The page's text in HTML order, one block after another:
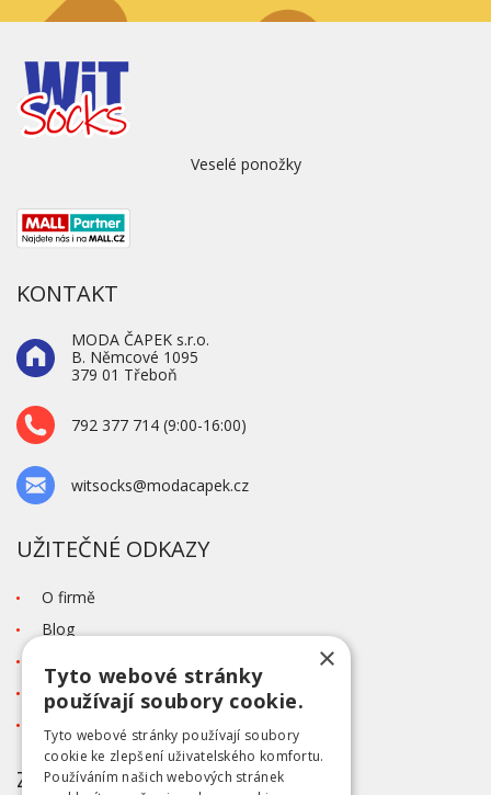
Veselé ponožky
KONTAKT
MODA ČAPEK s.r.o.
B. Němcové 1095
379 01 Třeboň
792 377 714 (9:00-16:00)
witsocks@modacapek.cz
UŽITEČNÉ ODKAZY
O firmě
Blog
Tabulka velikostí
Ochrana osobních údajů GDPR
ZÁKAZNICKÝ SERVIS
×
Tyto webové stránky
používají soubory cookie.
Tyto webové stránky používají soubory
cookie ke zlepšení uživatelského komfortu.
Používáním našich webových stránek